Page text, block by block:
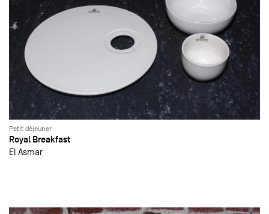
Petit déjeuner
Royal Breakfast
El Asmar